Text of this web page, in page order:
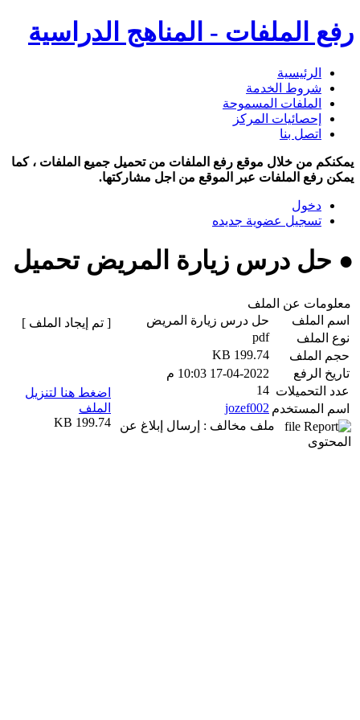
رفع الملفات - المناهج الدراسية
الرئيسية
شروط الخدمة
الملفات المسموحة
إحصائيات المركز
اتصل بنا
يمكنكم من خلال موقع رفع الملفات من تحميل جميع الملفات ، كما
يمكن رفع الملفات عبر الموقع من اجل مشاركتها.
دخول
تسجيل عضوية جديده
● حل درس زيارة المريض تحميل
معلومات عن الملف
اسم الملف
حل درس زيارة المريض
نوع الملف
pdf
حجم الملف
199.74 KB
تاريخ الرفع
17-04-2022 10:03 م
عدد التحميلات 14
اسم المستخدم jozef002
ملف مخالف : إرسال إبلاغ عن
المحتوى
[ تم إيجاد الملف ]
اضغط هنا لتنزيل
الملف
199.74 KB